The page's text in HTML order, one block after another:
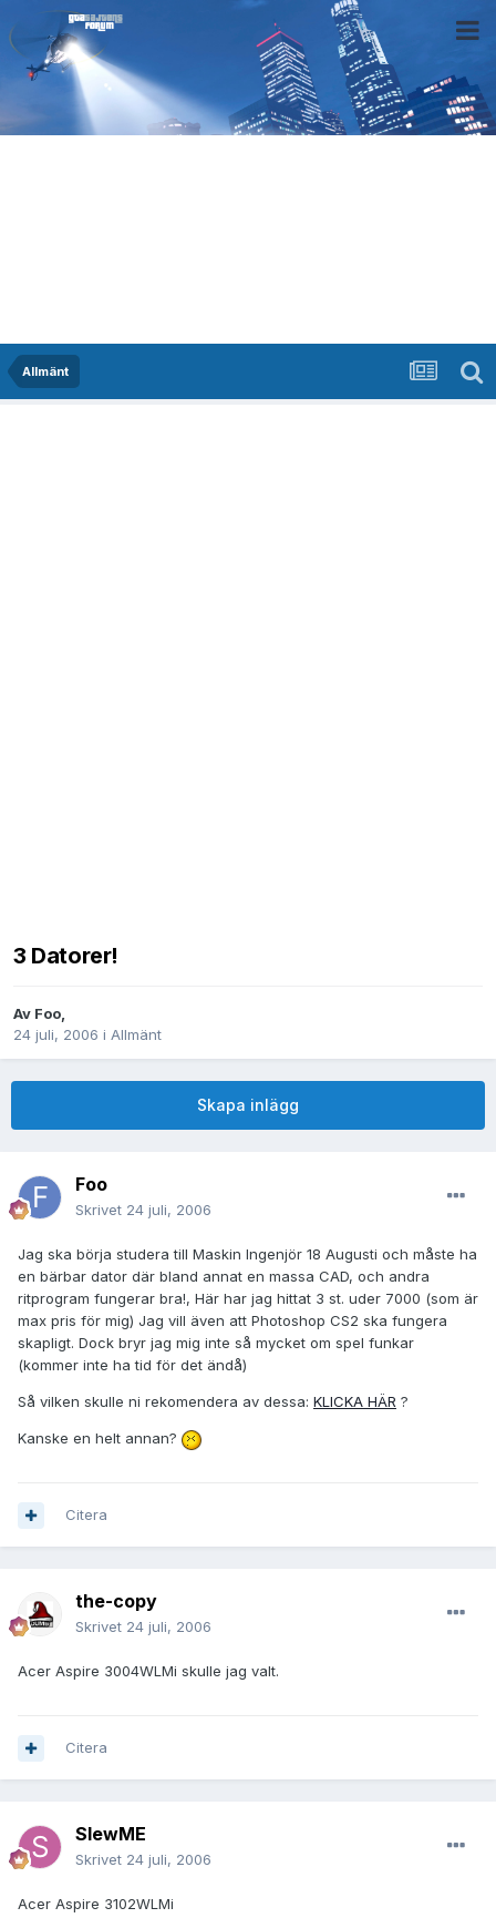
Allmänt
3 Datorer!
Av Foo,
24 juli, 2006 i Allmänt
Skapa inlägg
Foo
Skrivet 24 juli, 2006
Jag ska börja studera till Maskin Ingenjör 18 Augusti och måste ha
en bärbar dator där bland annat en massa CAD, och andra
ritprogram fungerar bra!, Här har jag hittat 3 st. uder 7000 (som är
max pris för mig) Jag vill även att Photoshop CS2 ska fungera
skapligt. Dock bryr jag mig inte så mycket om spel funkar
(kommer inte ha tid för det ändå)
Så vilken skulle ni rekomendera av dessa: KLICKA HÄR ?
Kanske en helt annan?
Citera
the-copy
Skrivet 24 juli, 2006
Acer Aspire 3004WLMi skulle jag valt.
Citera
SlewME
Skrivet 24 juli, 2006
Acer Aspire 3102WLMi